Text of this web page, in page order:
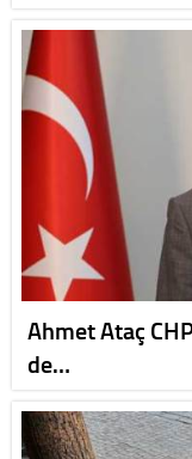
Ahmet Ataç
de…